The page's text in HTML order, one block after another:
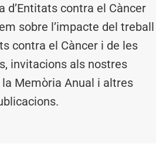
d’Entitats contra el Càncer
sobre l’impacte del treball
contra el Càncer i de les
invitacions als nostres
Memòria Anual i altres